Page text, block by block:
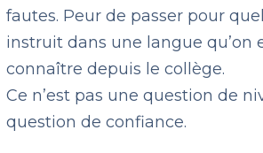
fautes. Peur de passer pour
instruit dans une langue qu’on
connaître depuis le collège.
Ce n’est pas une question de
question de confiance.